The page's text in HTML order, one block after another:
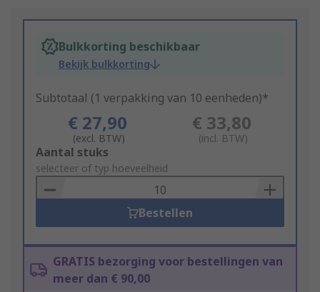
Bulkkorting beschikbaar
Bekijk bulkkorting
Subtotaal (1 verpakking van 10 eenheden)*
€ 27,90
(excl. BTW)
€ 33,80
(incl. BTW)
Add
to
Basket
Aantal stuks
selecteer of typ hoeveelheid
Bestellen
GRATIS bezorging voor bestellingen van
meer dan € 90,00